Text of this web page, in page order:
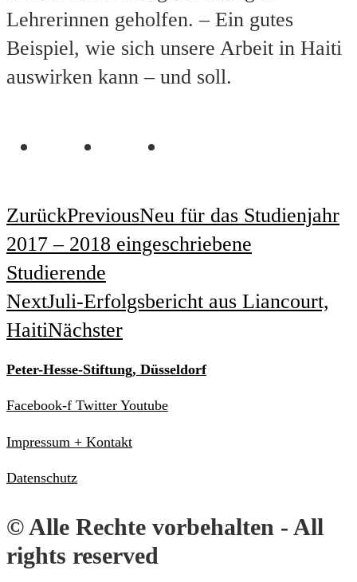
Lehrerinnen geholfen. – Ein gutes
Beispiel, wie sich unsere Arbeit in Haiti
auswirken kann – und soll.
ZurückPreviousNeu für das Studienjahr
2017 – 2018 eingeschriebene
Studierende
NextJuli-Erfolgsbericht aus Liancourt,
HaitiNächster
Peter-Hesse-Stiftung, Düsseldorf
Facebook-f Twitter Youtube
Impressum + Kontakt
Datenschutz
© Alle Rechte vorbehalten - All
rights reserved